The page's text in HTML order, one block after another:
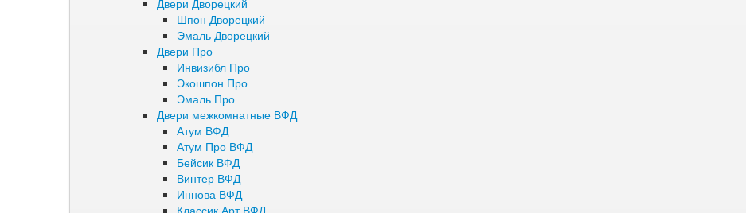
Двери Дворецкий
Шпон Дворецкий
Эмаль Дворецкий
Двери Про
Инвизибл Про
Экошпон Про
Эмаль Про
Двери межкомнатные ВФД
Атум ВФД
Атум Про ВФД
Бейсик ВФД
Винтер ВФД
Иннова ВФД
Классик Арт ВФД